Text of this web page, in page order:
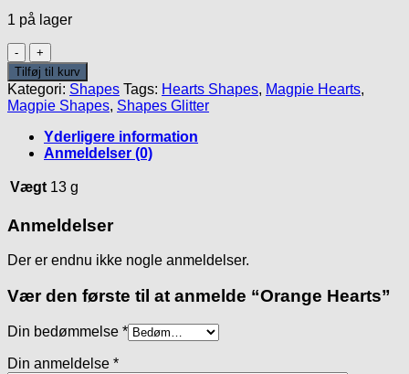
1 på lager
Orange
Hearts
antal
Tilføj til kurv
Kategori: Shapes Tags: Hearts Shapes, Magpie Hearts,
Magpie Shapes, Shapes Glitter
Yderligere information
Anmeldelser (0)
Vægt 13 g
Anmeldelser
Der er endnu ikke nogle anmeldelser.
Vær den første til at anmelde “Orange Hearts”
Din bedømmelse *
Din anmeldelse *